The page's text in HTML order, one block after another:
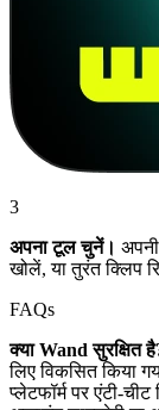
3
अपना टूल चुनें।
खोलें, या तुरंत क्लिप
FAQs
क्या Wand सुरक्षित
लिए विकसित किया
प्लेटफॉर्म पर एंटी-